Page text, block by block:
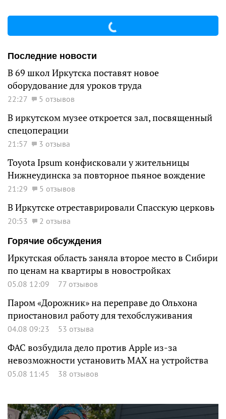
Последние новости
В 69 школ Иркутска поставят новое
оборудование для уроков труда
22:27 5 отзывов
В иркутском музее откроется зал, посвященный
спецоперации
21:57 3 отзыва
Toyota Ipsum конфисковали у жительницы
Нижнеудинска за повторное пьяное вождение
21:29 5 отзывов
В Иркутске отреставрировали Спасскую церковь
20:53
2 отзыва
Горячие обсуждения
Иркутская область заняла второе место в Сибири
по ценам на квартиры в новостройках
05.08 12:09 77 отзывов
Паром «Дорожник» на переправе до Ольхона
приостановил работу для техобслуживания
04.08 09:23 53 отзыва
ФАС возбудила дело против Apple из-за
невозможности установить MAX на устройства
05.08 11:45 38 отзывов